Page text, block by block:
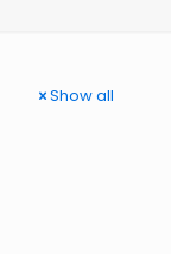
Show all